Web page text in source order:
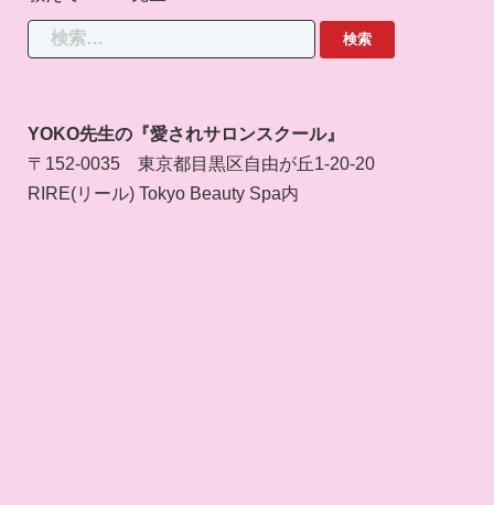
索:
YOKO先生の『愛されサロンスクール』
〒152-0035 東京都目黒区自由が丘1-20-20
RIRE(リール) Tokyo Beauty Spa内